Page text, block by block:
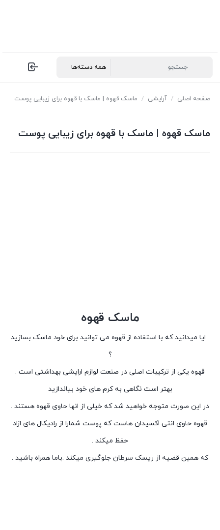
صفحه اصلی / آرایشی / ماسک قهوه | ماسک با قهوه برای زیبایی پوست
ماسک قهوه | ماسک با قهوه برای زیبایی پوست
ماسک قهوه
ایا میدانید که با استفاده از قهوه می توانید برای خود ماسک بسازید
؟
قهوه یکی از ترکیبات اصلی در صنعت لوازم ارایشی بهداشتی است .
بهتر است نگاهی به کرم های خود بیاندازید
در این صورت متوجه خواهید شد که خیلی از انها حاوی قهوه هستند .
قهوه حاوی انتی اکسیدان هاست که پوست شمارا از رادیکال های ازاد
حفظ میکند .
که همین قضیه از ریسک سرطان جلوگیری میکند .باما همراه باشید .